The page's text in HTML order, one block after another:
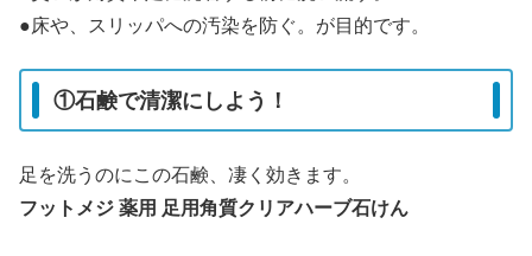
●床や、スリッパへの汚染を防ぐ。が目的です。
①石鹸で清潔にしよう！
足を洗うのにこの石鹸、凄く効きます。
フットメジ 薬用 足用角質クリアハーブ石けん